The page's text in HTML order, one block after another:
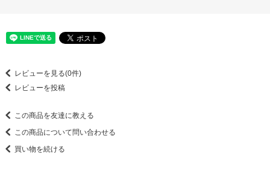
レビューを見る(0件)
レビューを投稿
この商品を友達に教える
この商品について問い合わせる
買い物を続ける